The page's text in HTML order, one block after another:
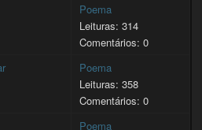
Poema
Leituras: 314
Comentários: 0
Poema
Leituras: 358
Comentários: 0
Poema